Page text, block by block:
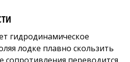
гидродинамическое
лодке плавно скользить